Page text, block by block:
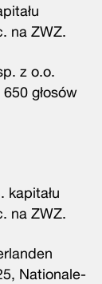
na ZWZ.
z o.o.
głosów
na ZWZ.
Nationale-